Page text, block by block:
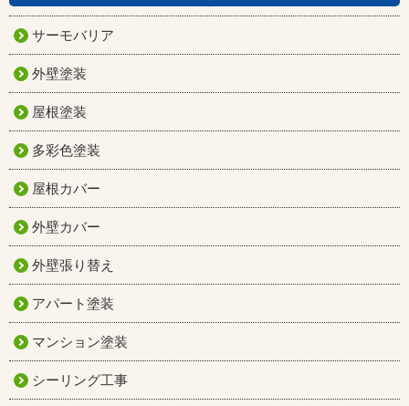
サーモバリア
外壁塗装
屋根塗装
多彩色塗装
屋根カバー
外壁カバー
外壁張り替え
アパート塗装
マンション塗装
シーリング工事